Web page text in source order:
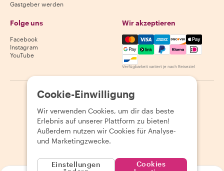
Gastgeber werden
Folge uns
Facebook
Instagram
YouTube
Wir akzeptieren
Mastercard, Visa, Amex,
Verfügbarkeit variiert je nach Reiseziel
2026 Withlocals.com | Datenschutzerklärung
Seitenübersicht
Cookie-Einwilligung
Wir verwenden Cookies, um dir das beste
Erlebnis auf unserer Plattform zu bieten!
Außerdem nutzen wir Cookies für Analyse-
und Marketingzwecke.
Einstellungen
Cookies